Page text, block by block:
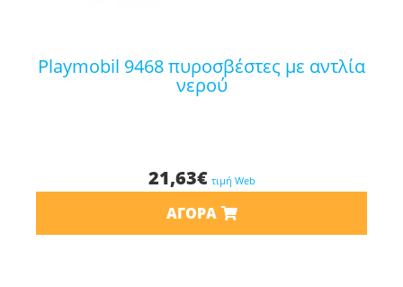
playmobil 9468 πυροσβέστες με αντλία
νερού
21,63€ τιμή Web
ΑΓΟΡΆ